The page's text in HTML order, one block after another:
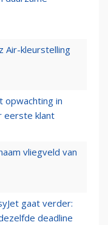
Air-kleurstelling
opwachting in
eerste klant
vliegveld van
gaat verder:
deadline